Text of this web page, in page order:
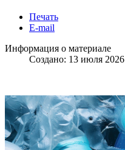
Печать
E-mail
Информация о материале
Создано: 13 июля 2026